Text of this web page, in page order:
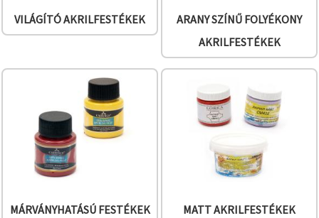
VILÁGÍTÓ AKRILFESTÉKEK
ARANY SZÍNŰ FOLYÉKONY
AKRILFESTÉKEK
MÁRVÁNYHATÁSÚ FESTÉKEK MATT AKRILFESTÉKEK